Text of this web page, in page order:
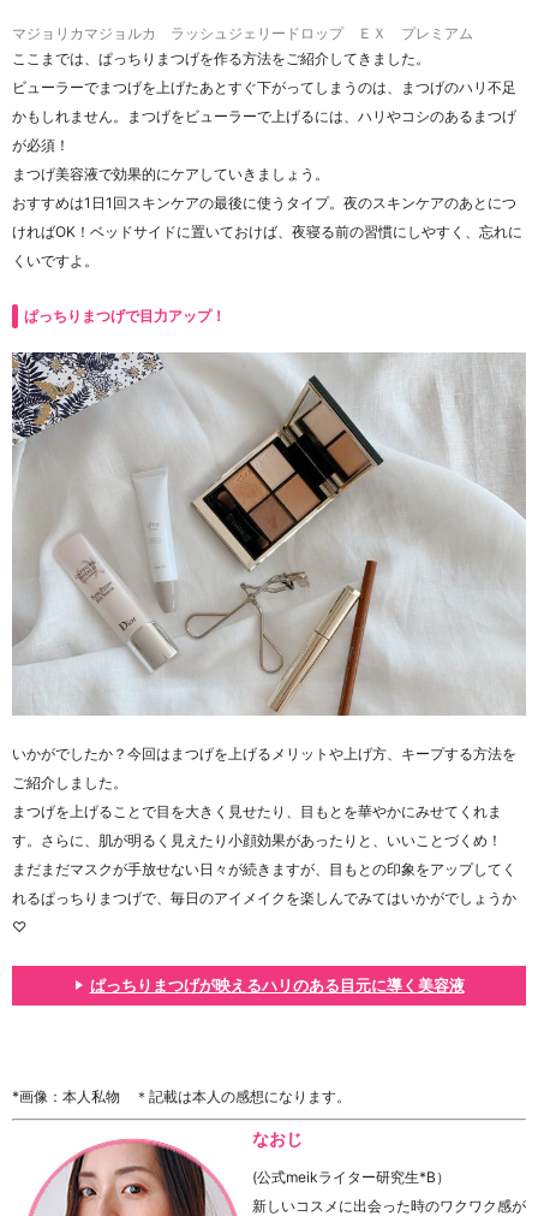
マジョリカマジョルカ ラッシュジェリードロップ ＥＸ プレミアム
ここまでは、ぱっちりまつげを作る方法をご紹介してきました。
ビューラーでまつげを上げたあとすぐ下がってしまうのは、まつげのハリ不足
かもしれません。まつげをビューラーで上げるには、ハリやコシのあるまつげ
が必須！
まつげ美容液で効果的にケアしていきましょう。
おすすめは1日1回スキンケアの最後に使うタイプ。夜のスキンケアのあとにつ
ければOK！ベッドサイドに置いておけば、夜寝る前の習慣にしやすく、忘れに
くいですよ。
ぱっちりまつげで目力アップ！
いかがでしたか？今回はまつげを上げるメリットや上げ方、キープする方法を
ご紹介しました。
まつげを上げることで目を大きく見せたり、目もとを華やかにみせてくれま
す。さらに、肌が明るく見えたり小顔効果があったりと、いいことづくめ！
まだまだマスクが手放せない日々が続きますが、目もとの印象をアップしてく
れるぱっちりまつげで、毎日のアイメイクを楽しんでみてはいかがでしょうか
♡
ぱっちりまつげが映えるハリのある目元に導く美容液
*画像：本人私物 ＊記載は本人の感想になります。
なおじ
(公式meikライター研究生*B）
新しいコスメに出会った時のワクワク感が